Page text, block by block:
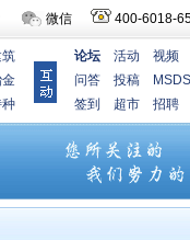
微信 400-6018-
论坛 活动
视频
问答
投稿
MSDS
签到
超市 招聘